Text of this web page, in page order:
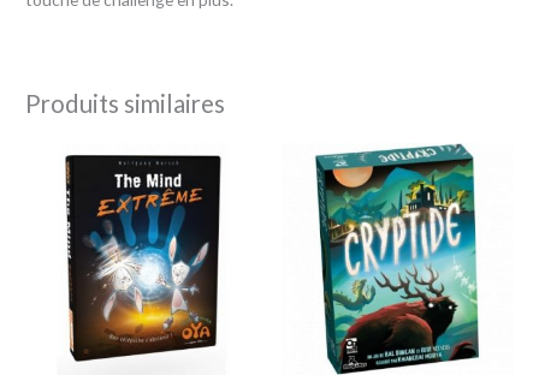
Produits similaires